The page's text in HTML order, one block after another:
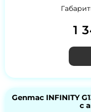
1
Genmac INFINITY
с